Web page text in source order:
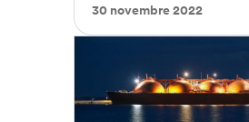
30 novembre 2022